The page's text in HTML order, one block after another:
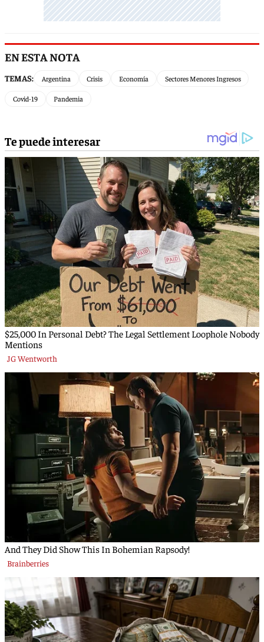
EN ESTA NOTA
TEMAS: Argentina Crisis Economía Sectores Menores Ingresos
Covid-19 Pandemia